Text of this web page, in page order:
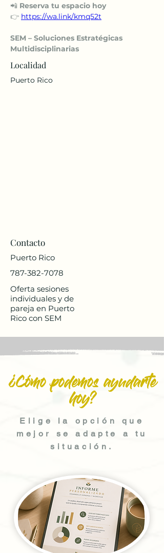
📲 Reserva tu espacio hoy
👉 https://wa.link/kmq52t
SEM – Soluciones Estratégicas
Multidisciplinarias
Localidad
Puerto Rico
Contacto
Puerto Rico
787-382-7078
Oferta sesiones
individuales y de
pareja en Puerto
Rico con SEM
¿Cómo podemos ayudarte
hoy?
Elige la opción que
mejor se adapte a tu
situación.